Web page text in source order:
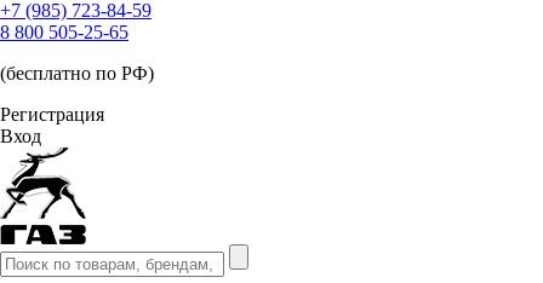
+7 (985) 723-84-59
8 800 505-25-65
(бесплатно по РФ)
Регистрация
Вход